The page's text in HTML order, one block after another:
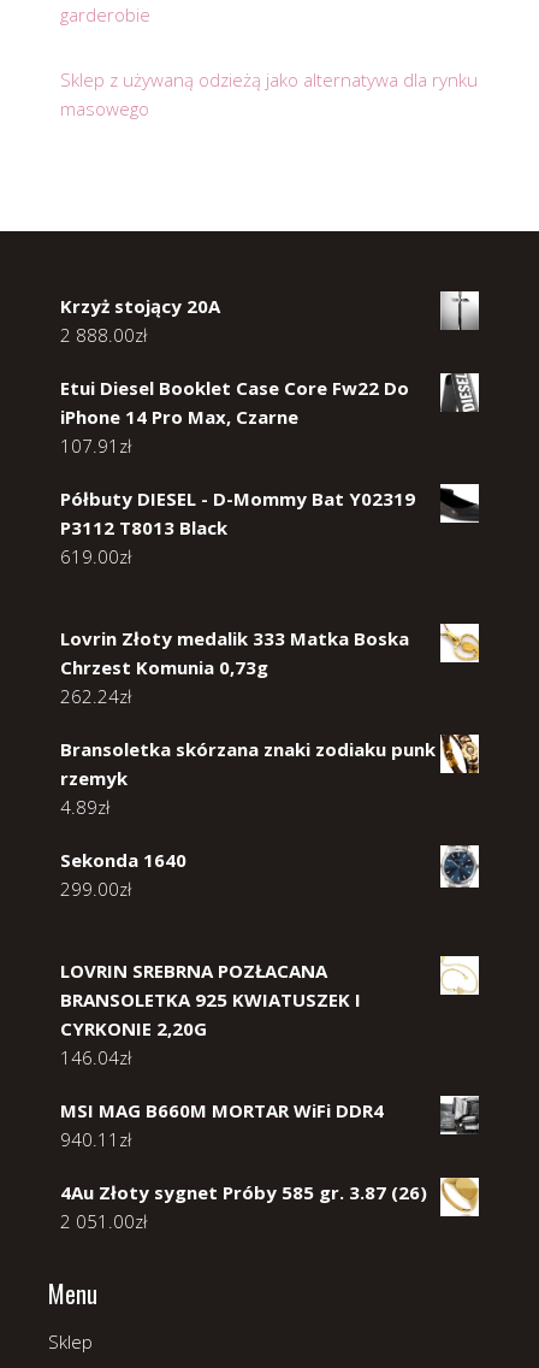
garderobie
Sklep z używaną odzieżą jako alternatywa dla rynku
masowego
Krzyż stojący 20A
2 888.00zł
Etui Diesel Booklet Case Core Fw22 Do
iPhone 14 Pro Max, Czarne
107.91 zł
Półbuty DIESEL - D-Mommy Bat Y02319
P3112 T8013 Black
619.00zł
Lovrin Złoty medalik 333 Matka Boska
Chrzest Komunia 0,73g
262.24zł
Bransoletka skórzana znaki zodiaku punk
rzemyk
4.89zł
Sekonda 1640
299.00zł
LOVRIN SREBRNA POZŁACANA
BRANSOLETKA 925 KWIATUSZEK I
CYRKONIE 2,20G
146.04zł
MSI MAG B660M MORTAR WiFi DDR4
940.11 zł
4Au Złoty sygnet Próby 585 gr. 3.87 (26)
2 051.00zł
Menu
Sklep